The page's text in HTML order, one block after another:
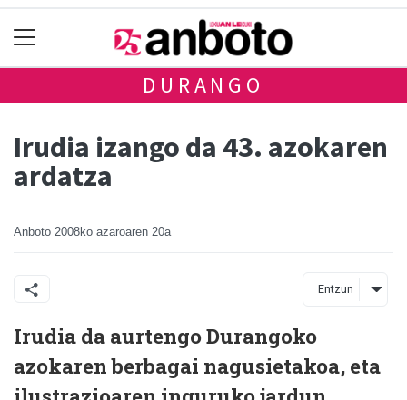
DURANGO
Irudia izango da 43. azokaren
ardatza
Anboto 2008ko azaroaren 20a
Entzun
Irudia da aurtengo Durangoko
azokaren berbagai nagusietakoa, eta